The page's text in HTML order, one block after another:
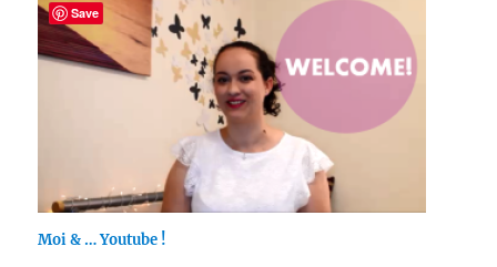
Moi & … Youtube !
Save